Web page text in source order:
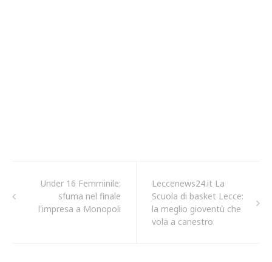
Under 16 Femminile:
sfuma nel finale
l'impresa a Monopoli
Leccenews24.it La
Scuola di basket Lecce:
la meglio gioventù che
vola a canestro